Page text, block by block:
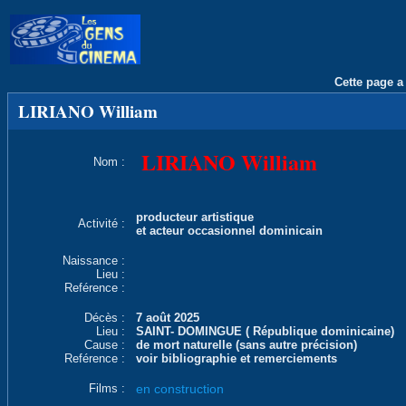
Cette page
LIRIANO William
Nom : LIRIANO William
Activité :
producteur artistique
et acteur occasionnel dominicain
Naissance :
Lieu :
Reférence :
Décès :
7 août 2025
Lieu :
SAINT- DOMINGUE ( République dominicaine)
Cause :
de mort naturelle (sans autre précision)
Reférence :
voir bibliographie et remerciements
Films : en construction